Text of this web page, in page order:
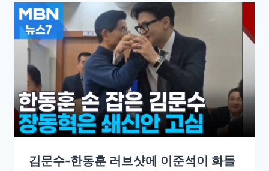
김문수-한동훈 러브샷에 이준석이 화들